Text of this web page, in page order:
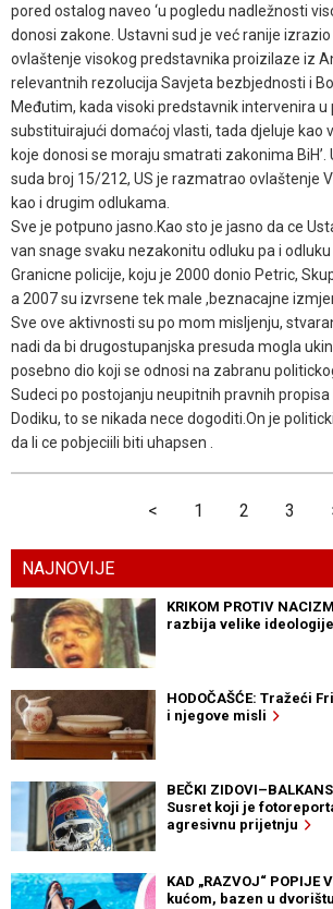
pored ostalog naveo ‘u pogledu nadležnosti
donosi zakone. Ustavni sud je već ranije
ovlaštenje visokog predstavnika proizilaze iz
relevantnih rezolucija Savjeta bezbjednosti i
Međutim, kada visoki predstavnik intervenira u
substituirajući domaćoj vlasti, tada djeluje kao
koje donosi se moraju smatrati zakonima BiH’.
suda broj 15/212, US je razmatrao ovlaštenje
kao i drugim odlukama.
Sve je potpuno jasno.Kao sto je jasno da ce
van snage svaku nezakonitu odluku pa i
Granicne policije, koju je 2000 donio Petric,
a 2007 su izvrsene tek male ,beznacajne
Sve ove aktivnosti su po mom misljenju,
nadi da bi drugostupanjska presuda mogla
posebno dio koji se odnosi na zabranu
Sudeci po postojanju neupitnih pravnih propisa
Dodiku, to se nikada nece dogoditi.On je
da li ce pobjeciili biti uhapsen .
< 1 2 3
NAJNOVIJE
KRIKOM PROTIV
razbija velike ideologije
HODOČAŠĆE: Tražeći
i njegove misli
BEČKI
Susret koji je
agresivnu prijetnju
KAD „RAZVOJ“ POPIJE
kućom, bazen u